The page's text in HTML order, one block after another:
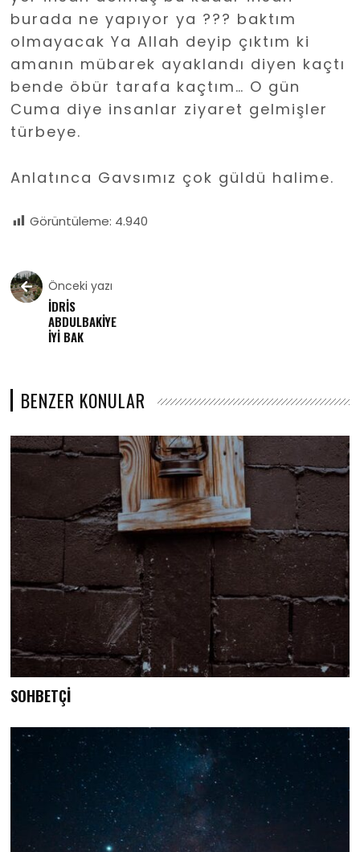
burada ne yapıyor ya ??? baktım
olmayacak Ya Allah deyip çıktım ki
amanın mübarek ayaklandı diyen kaçtı
bende öbür tarafa kaçtım… O gün
Cuma diye insanlar ziyaret gelmişler
türbeye.
Anlatınca Gavsımız çok güldü halime.
Görüntüleme: 4.940
Önceki yazı
İDRİS
ABDULBAKİYE
İYİ BAK
BENZER KONULAR
SOHBETÇİ